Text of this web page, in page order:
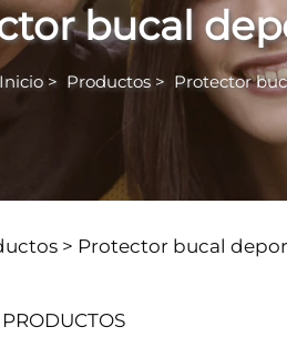
bucal
> Productos > Protector
> Protector bucal